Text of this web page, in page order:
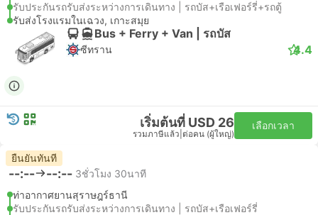
รับประกันรถรับส่งระหว่างการเดินทาง | รถบัส+เรือเฟอร์รี่+รถตู้
รับส่งโรงแรมในเฉวง, เกาะสมุย
Bus + Ferry + Van | รถบัส
ซีทราน 4.4
เริ่มต้นที่ USD 26
รวมภาษีแล้ว ต่อคน (ผู้ใหญ่)
เลือกเวลา
ยืนยันทันที
--:-- --:-- 3ชั่วโมง 30นาที
ท่าอากาศยานสุราษฎร์ธานี
รับประกันรถรับส่งระหว่างการเดินทาง | รถบัส+เรือเฟอร์รี่